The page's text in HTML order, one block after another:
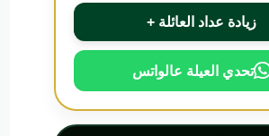
زيادة عداد العائلة +
تحدي العيلة عالواتس